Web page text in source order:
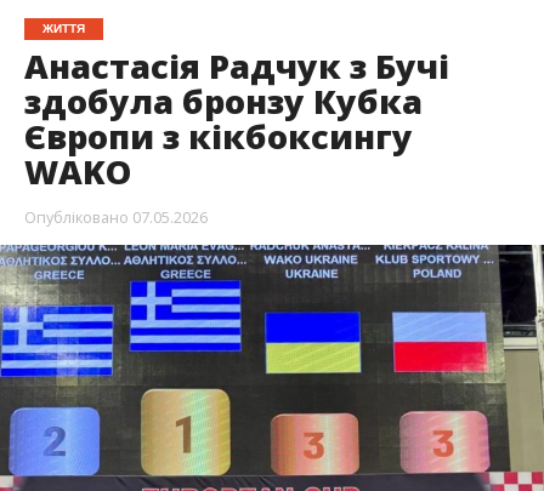
ЖИТТЯ
Анастасія Радчук з Бучі
здобула бронзу Кубка
Європи з кікбоксингу
WAKO
Опубліковано 07.05.2026